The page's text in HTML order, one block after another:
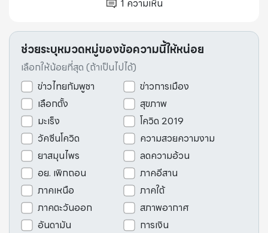
1 ความเห็น
ช่วยระบุหมวดหมู่ของข้อความนี้ให้หน่อย
เลือกให้น้อยที่สุด (ถ้าเป็นไปได้)
ข่าวไทยกัมพูชา
ข่าวการเมือง
เลือกตั้ง
สุขภาพ
มะเร็ง
โควิด 2019
วัคซีนโควิด
ความสวยความงาม
ยาสมุนไพร
ลดความอ้วน
อย. เพิกถอน
ภาคอีสาน
ภาคเหนือ
ภาคใต้
ภาคตะวันออก
สภาพอากาศ
อันดามัน
การเงิน